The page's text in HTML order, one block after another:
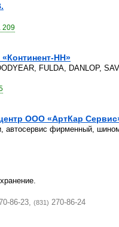
209
НН»
FULDA, DANLOP,
ООО «АртКар
автосервис фирменный,
86-23, (831) 270-86-24